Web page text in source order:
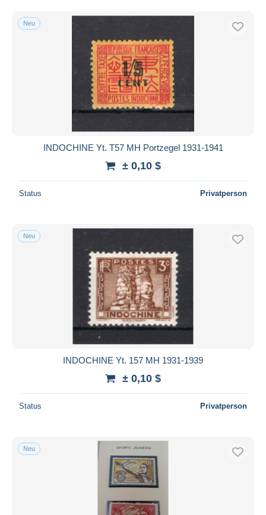
Neu
INDOCHINE Yt. T57 MH Portzegel 1931-1941
± 0,10 $
Status Privatperson
Neu
INDOCHINE Yt. 157 MH 1931-1939
± 0,10 $
Status Privatperson
Neu